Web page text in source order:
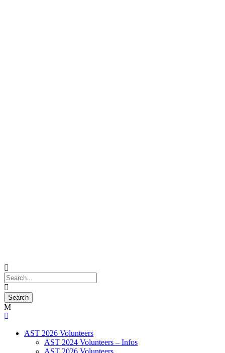
AST 2026 Volunteers
AST 2024 Volunteers – Infos
AST 2026 Volunteers